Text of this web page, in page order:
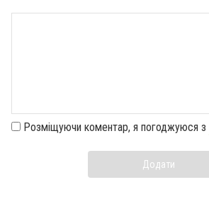
Розміщуючи коментар, я погоджуюся з
Додати